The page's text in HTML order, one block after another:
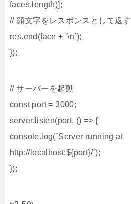
faces.length)];
// 顔文字をレスポンスとして返す
res.end(face + ‘\n’);
});
// サーバーを起動
const port = 3000;
server.listen(port, () => {
console.log(`Server running at
http://localhost:${port}/`);
});